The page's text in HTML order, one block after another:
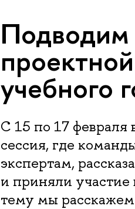
Подводим
учебного
С 15 по 17
сессия, где
экспертам,
и приняли участие
тему мы